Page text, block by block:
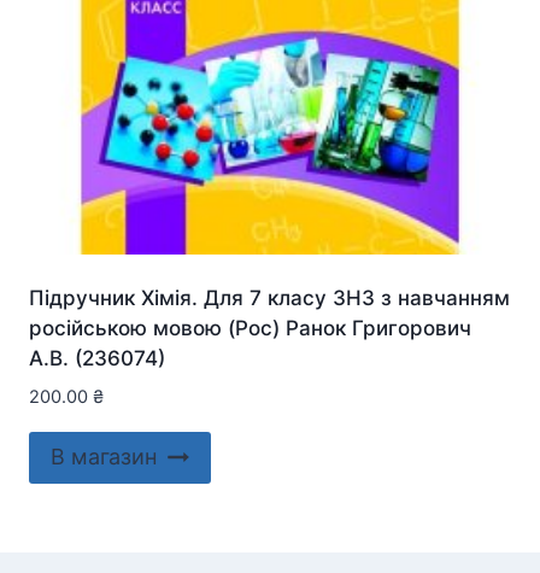
Підручник Хімія. Для 7 класу ЗНЗ з навчанням
російською мовою (Рос) Ранок Григорович
А.В. (236074)
200.00 ₴
В магазин